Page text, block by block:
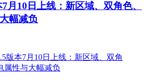
月10日上线：新区域、双角色、
幅减负